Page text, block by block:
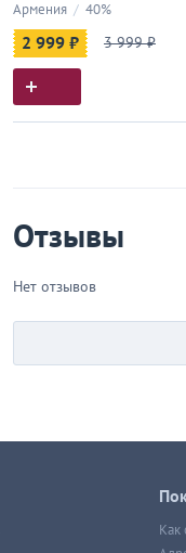
Армения / 40%
2 999 ₽ 3 999 ₽
Отзывы
Нет отзывов
Как